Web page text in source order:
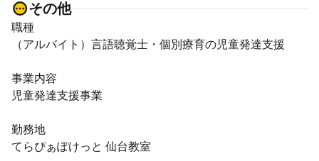
その他
職種
（アルバイト）言語聴覚士・個別療育の児童発達支援
事業内容
児童発達支援事業
勤務地
てらぴぁぽけっと 仙台教室